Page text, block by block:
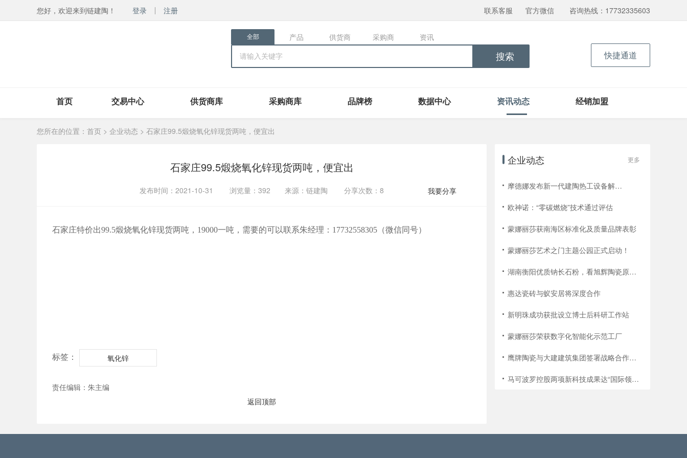
您好，欢迎来到链建陶！ 登录 注册 咨询热线：17732335603
官方微信
联系客服
全部 产品 供货商 采购商
资讯
搜索
快捷通道
首页 交易中心 供货商库 采购商库 品牌榜 数据中心 资讯动态 经销加盟
您所在的位置： 首页 > 企业动态 > 石家庄99.5煅烧氧化锌现货两吨，便宜出
石家庄99.5煅烧氧化锌现货两吨，便宜出
发布时间：2021-10-31 浏览量：392 来源：链建陶 分享次数：8 我要分享
石家庄特价出99.5煅烧氧化锌现货两吨，19000一吨，需要的可以联系朱经理：17732558305（微信同号）
标签： 氧化锌
责任编辑：朱主编
返回顶部
企业动态 更多
摩德娜发布新一代建陶热工设备解决方案
欧神诺：“零碳燃烧”技术通过评估
蒙娜丽莎获南海区标准化及质量品牌表彰
蒙娜丽莎艺术之门主题公园正式启动！
湖南衡阳优质钠长石粉，看旭辉陶瓷原料！
惠达瓷砖与蚁安居将深度合作
新明珠成功获批设立博士后科研工作站
蒙娜丽莎荣获数字化智能化示范工厂
鹰牌陶瓷与大建建筑集团签署战略合作协议
马可波罗控股两项新科技成果达“国际领先”、“国际先进”水平